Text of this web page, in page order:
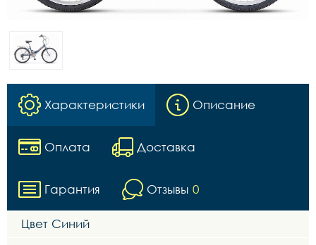
Характеристики Описание
Оплата Доставка
Гарантия Отзывы 0
Цвет Синий